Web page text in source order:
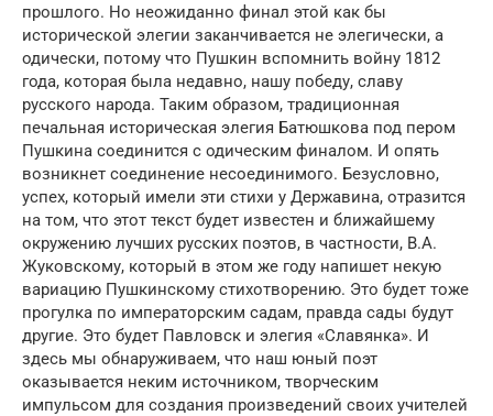
прошлого. Но неожиданно финал этой как бы
исторической элегии заканчивается не элегически, а
одически, потому что Пушкин вспомнить войну 1812
года, которая была недавно, нашу победу, славу
русского народа. Таким образом, традиционная
печальная историческая элегия Батюшкова под пером
Пушкина соединится с одическим финалом. И опять
возникнет соединение несоединимого. Безусловно,
успех, который имели эти стихи у Державина, отразится
на том, что этот текст будет известен и ближайшему
окружению лучших русских поэтов, в частности, В.А.
Жуковскому, который в этом же году напишет некую
вариацию Пушкинскому стихотворению. Это будет тоже
прогулка по императорским садам, правда сады будут
другие. Это будет Павловск и элегия «Славянка». И
здесь мы обнаруживаем, что наш юный поэт
оказывается неким источником, творческим
импульсом для создания произведений своих учителей